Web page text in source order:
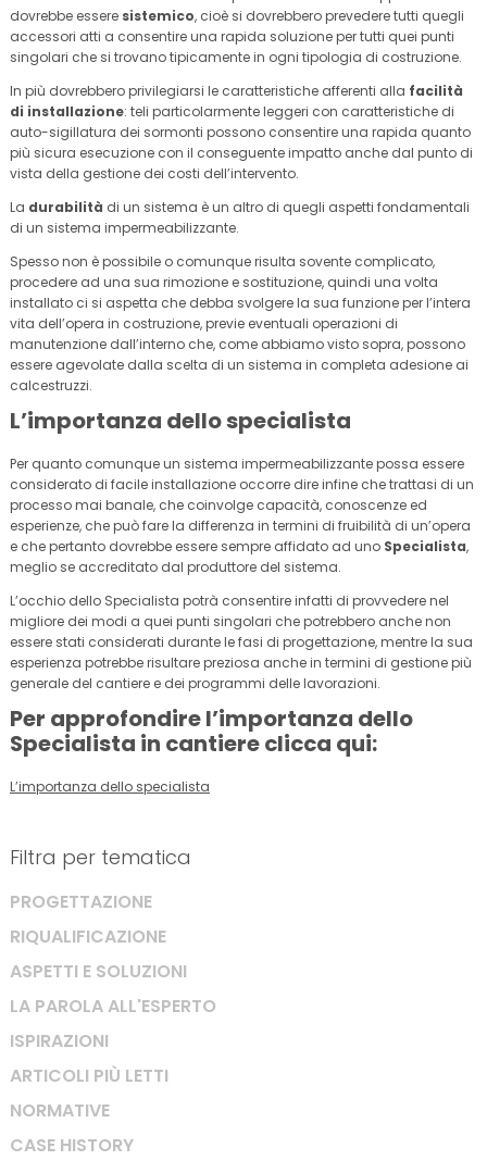
dovrebbe essere sistemico, cioè si dovrebbero prevedere tutti quegli
accessori atti a consentire una rapida soluzione per tutti quei punti
singolari che si trovano tipicamente in ogni tipologia di costruzione.
In più dovrebbero privilegiarsi le caratteristiche afferenti alla facilità
di installazione: teli particolarmente leggeri con caratteristiche di
auto-sigillatura dei sormonti possono consentire una rapida quanto
più sicura esecuzione con il conseguente impatto anche dal punto di
vista della gestione dei costi dell’intervento.
La durabilità di un sistema è un altro di quegli aspetti fondamentali
di un sistema impermeabilizzante.
Spesso non è possibile o comunque risulta sovente complicato,
procedere ad una sua rimozione e sostituzione, quindi una volta
installato ci si aspetta che debba svolgere la sua funzione per l’intera
vita dell’opera in costruzione, previe eventuali operazioni di
manutenzione dall’interno che, come abbiamo visto sopra, possono
essere agevolate dalla scelta di un sistema in completa adesione ai
calcestruzzi.
L’importanza dello specialista
Per quanto comunque un sistema impermeabilizzante possa essere
considerato di facile installazione occorre dire infine che trattasi di un
processo mai banale, che coinvolge capacità, conoscenze ed
esperienze, che può fare la differenza in termini di fruibilità di un’opera
e che pertanto dovrebbe essere sempre affidato ad uno Specialista,
meglio se accreditato dal produttore del sistema.
L’occhio dello Specialista potrà consentire infatti di provvedere nel
migliore dei modi a quei punti singolari che potrebbero anche non
essere stati considerati durante le fasi di progettazione, mentre la sua
esperienza potrebbe risultare preziosa anche in termini di gestione più
generale del cantiere e dei programmi delle lavorazioni.
Per approfondire l’importanza dello
Specialista in cantiere clicca qui:
L’importanza dello specialista
Filtra per tematica
PROGETTAZIONE
RIQUALIFICAZIONE
ASPETTI E SOLUZIONI
LA PAROLA ALL'ESPERTO
ISPIRAZIONI
ARTICOLI PIÙ LETTI
NORMATIVE
CASE HISTORY